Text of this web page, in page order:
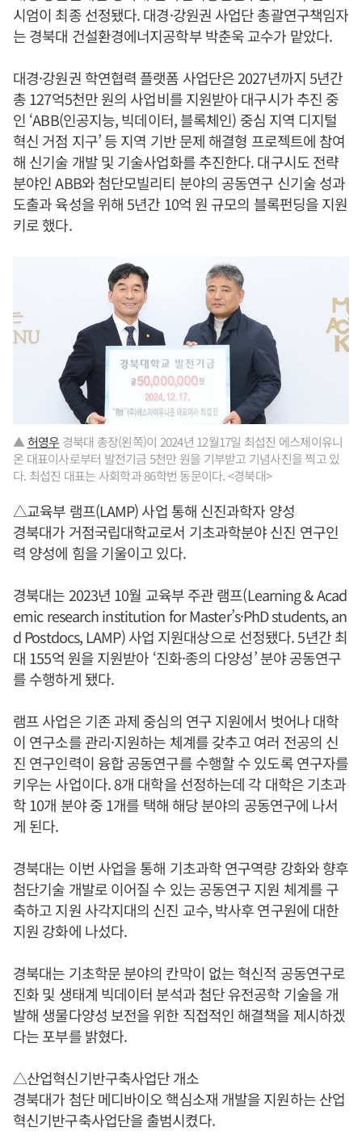
시엄이 최종 선정됐다. 대경·강원권 사업단 총괄연구책임자
는 경북대 건설환경에너지공학부 박춘욱 교수가 맡았다.
대경·강원권 학연협력 플랫폼 사업단은 2027년까지 5년간
총 127억5천만 원의 사업비를 지원받아 대구시가 추진 중
인 ‘ABB(인공지능, 빅데이터, 블록체인) 중심 지역 디지털
혁신 거점 지구’ 등 지역 기반 문제 해결형 프로젝트에 참여
해 신기술 개발 및 기술사업화를 추진한다. 대구시도 전략
분야인 ABB와 첨단모빌리티 분야의 공동연구 신기술 성과
도출과 육성을 위해 5년간 10억 원 규모의 블록펀딩을 지원
키로 했다.
▲허영우 경북대 총장(왼쪽)이 2024년 12월17일 최섭진 에스제이유니
온 대표이사로부터 발전기금 5천만 원을 기부받고 기념사진을 찍고 있
다. 최섭진 대표는 사회학과 86학번 동문이다. <경북대>
△교육부 램프(LAMP) 사업 통해 신진과학자 양성
경북대가 거점국립대학교로서 기초과학분야 신진 연구인
력 양성에 힘을 기울이고 있다.
경북대는 2023년 10월 교육부 주관 램프(Learning & Acad
emic research institution for Master’s·PhD students, an
d Postdocs, LAMP) 사업 지원대상으로 선정됐다. 5년간 최
대 155억 원을 지원받아 ‘진화·종의 다양성’ 분야 공동연구
를 수행하게 됐다.
램프 사업은 기존 과제 중심의 연구 지원에서 벗어나 대학
이 연구소를 관리·지원하는 체계를 갖추고 여러 전공의 신
진 연구인력이 융합 공동연구를 수행할 수 있도록 연구자를
키우는 사업이다. 8개 대학을 선정하는데 각 대학은 기초과
학 10개 분야 중 1개를 택해 해당 분야의 공동연구에 나서
게 된다.
경북대는 이번 사업을 통해 기초과학 연구역량 강화와 향후
첨단기술 개발로 이어질 수 있는 공동연구 지원 체계를 구
축하고 지원 사각지대의 신진 교수, 박사후 연구원에 대한
지원 강화에 나섰다.
경북대는 기초학문 분야의 칸막이 없는 혁신적 공동연구로
진화 및 생태계 빅데이터 분석과 첨단 유전공학 기술을 개
발해 생물다양성 보전을 위한 직접적인 해결책을 제시하겠
다는 포부를 밝혔다.
△산업혁신기반구축사업단 개소
경북대가 첨단 메디바이오 핵심소재 개발을 지원하는 산업
혁신기반구축사업단을 출범시켰다.